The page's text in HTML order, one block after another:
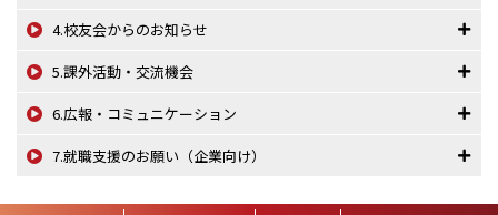
4.校友会からのお知らせ
5.課外活動・交流機会
6.広報・コミュニケーション
7.就職支援のお願い（企業向け）